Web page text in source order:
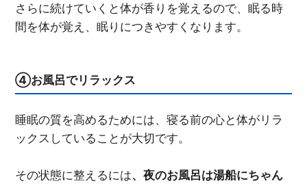
さらに続けていくと体が香りを覚えるので、眠る時
間を体が覚え、眠りにつきやすくなります。
④お風呂でリラックス
睡眠の質を高めるためには、寝る前の心と体がリラ
ックスしていることが大切です。
その状態に整えるには、夜のお風呂は湯船にちゃん